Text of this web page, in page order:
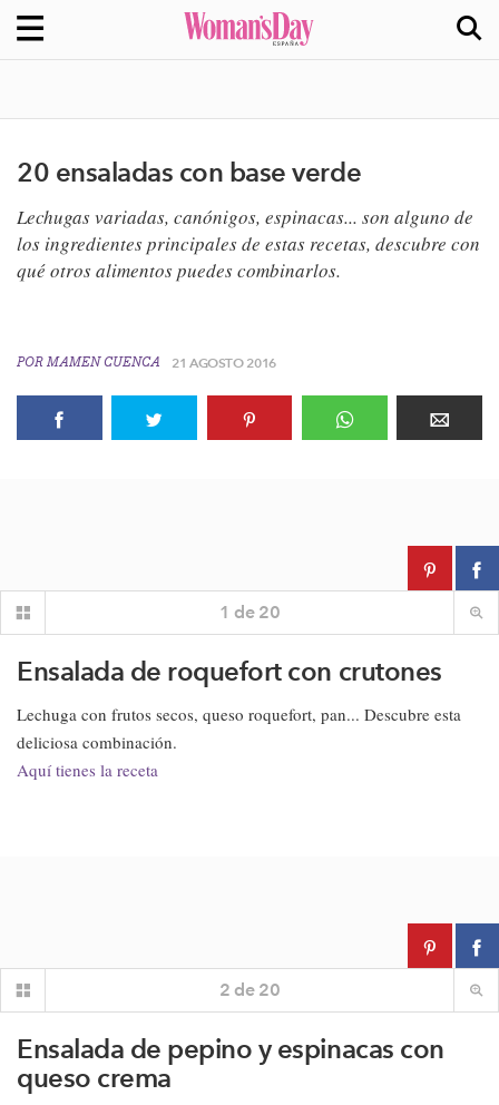
20 ensaladas con base verde
Lechugas variadas, canónigos, espinacas... son alguno de
los ingredientes principales de estas recetas, descubre con
qué otros alimentos puedes combinarlos.
POR MAMEN CUENCA 21 AGOSTO 2016
1 de 20
Ensalada de roquefort con crutones
Lechuga con frutos secos, queso roquefort, pan... Descubre esta
deliciosa combinación.
Aquí tienes la receta
2 de 20
Ensalada de pepino y espinacas con
queso crema